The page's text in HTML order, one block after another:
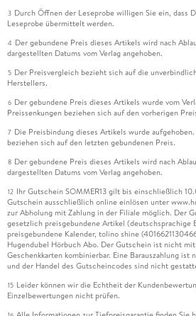
3 Durch Öffnen der Leseprobe willigen Sie ein, dass
Leseprobe übermittelt werden.
4 Der gebundene Preis dieses Artikels wird nach
dargestellten Datums vom Verlag angehoben.
5 Der Preisvergleich bezieht sich auf die
Herstellers.
6 Der gebundene Preis dieses Artikels wurde vom
Preissenkungen beziehen sich auf den vorherigen
7 Die Preisbindung dieses Artikels wurde
beziehen sich auf den letzten gebundenen Preis.
8 Der gebundene Preis dieses Artikels wird nach
dargestellten Datums vom Verlag angehoben.
12 Ihr Gutschein SOMMER13 gilt bis einschließlich
Gutschein ausschließlich online einlösen unter
zur Abholung mit Zahlung in der Filiale möglich. Der
gesetzlich preisgebundene Artikel (deutschsprachige
preisgebundene Kalender, tolino shine
Hugendubel Hörbuch Abo. Der Gutschein ist nicht
Geschenkkarten kombinierbar. Eine Barauszahlung
und der Handel des Gutscheincodes sind nicht
15 Leider können wir die Echtheit der
Einzelbewertungen nicht prüfen.